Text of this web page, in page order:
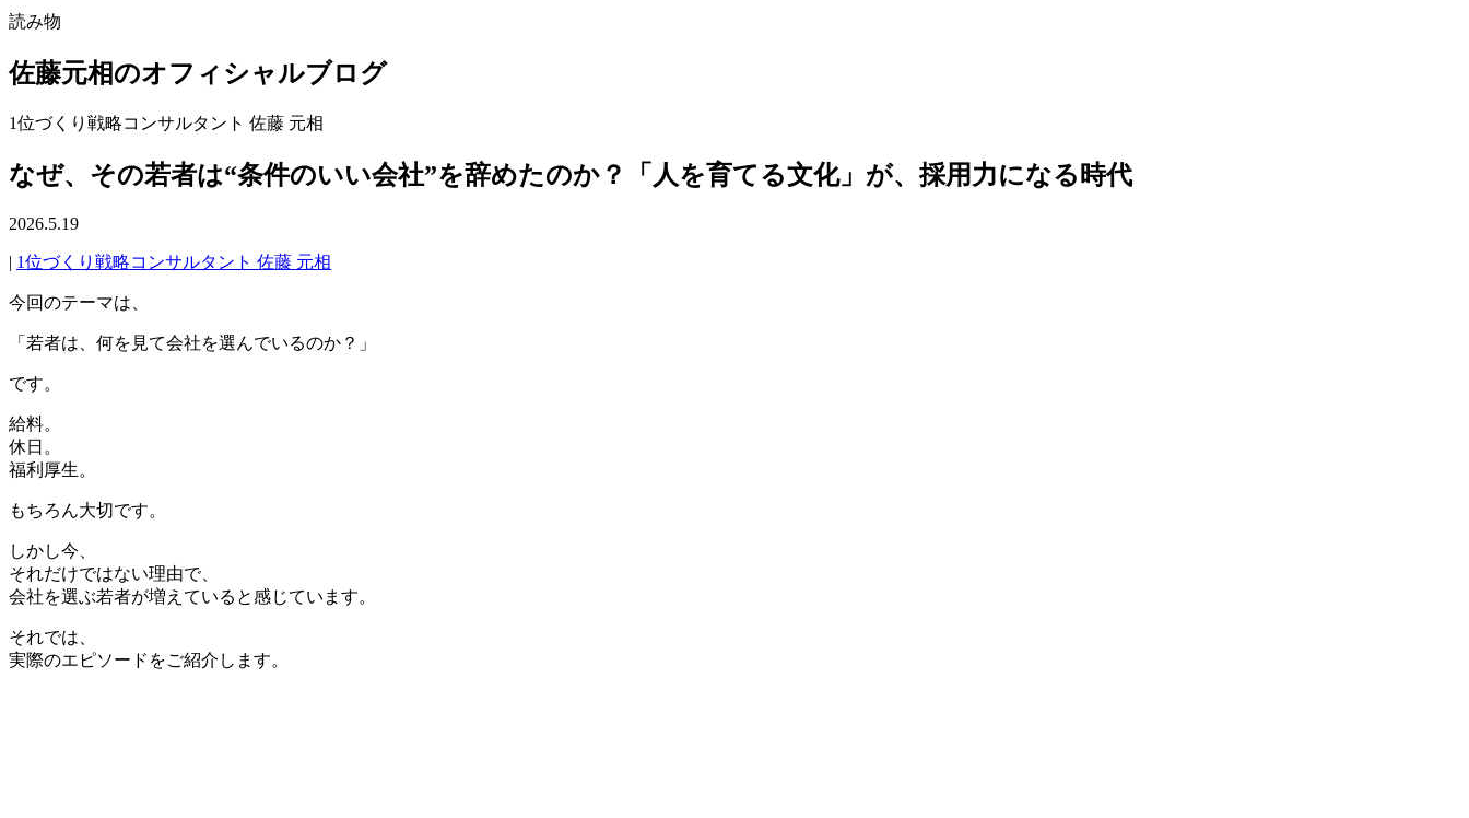
読み物
佐藤元相のオフィシャルブログ
1位づくり戦略コンサルタント 佐藤 元相
なぜ、その若者は“条件のいい会社”を辞めたのか？「人を育てる文化」が、採用力になる時代
2026.5.19
| 1位づくり戦略コンサルタント 佐藤 元相
今回のテーマは、
「若者は、何を見て会社を選んでいるのか？」
です。
給料。
休日。
福利厚生。
もちろん大切です。
しかし今、
それだけではない理由で、
会社を選ぶ若者が増えていると感じています。
それでは、
実際のエピソードをご紹介します。